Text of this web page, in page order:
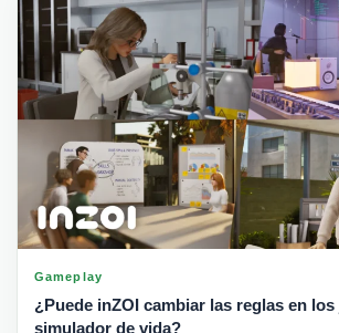
Gameplay
¿Puede inZOI cambiar las reglas en
simulador de vida?